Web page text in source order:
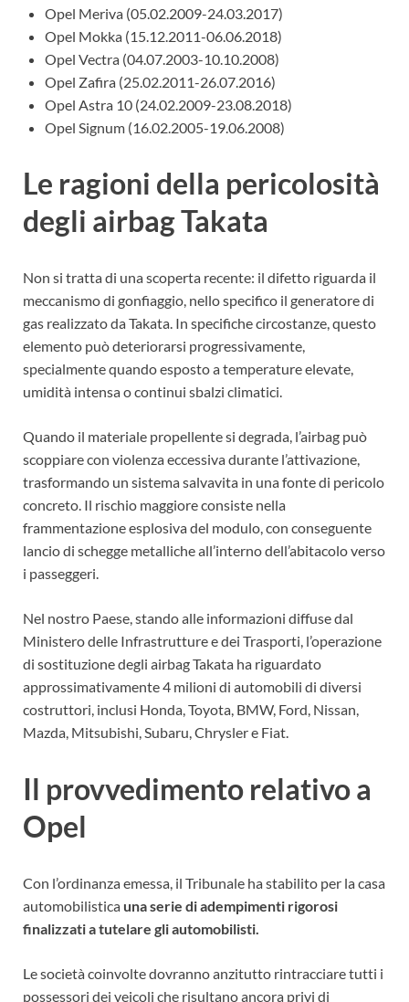
Opel Meriva (05.02.2009-24.03.2017)
Opel Mokka (15.12.2011-06.06.2018)
Opel Vectra (04.07.2003-10.10.2008)
Opel Zafira (25.02.2011-26.07.2016)
Opel Astra 10 (24.02.2009-23.08.2018)
Opel Signum (16.02.2005-19.06.2008)
Le ragioni della pericolosità
degli airbag Takata
Non si tratta di una scoperta recente: il difetto riguarda il
meccanismo di gonfiaggio, nello specifico il generatore di
gas realizzato da Takata. In specifiche circostanze, questo
elemento può deteriorarsi progressivamente,
specialmente quando esposto a temperature elevate,
umidità intensa o continui sbalzi climatici.
Quando il materiale propellente si degrada, l’airbag può
scoppiare con violenza eccessiva durante l’attivazione,
trasformando un sistema salvavita in una fonte di pericolo
concreto. Il rischio maggiore consiste nella
frammentazione esplosiva del modulo, con conseguente
lancio di schegge metalliche all’interno dell’abitacolo verso
i passeggeri.
Nel nostro Paese, stando alle informazioni diffuse dal
Ministero delle Infrastrutture e dei Trasporti, l’operazione
di sostituzione degli airbag Takata ha riguardato
approssimativamente 4 milioni di automobili di diversi
costruttori, inclusi Honda, Toyota, BMW, Ford, Nissan,
Mazda, Mitsubishi, Subaru, Chrysler e Fiat.
Il provvedimento relativo a
Opel
Con l’ordinanza emessa, il Tribunale ha stabilito per la casa
automobilistica una serie di adempimenti rigorosi
finalizzati a tutelare gli automobilisti.
Le società coinvolte dovranno anzitutto rintracciare tutti i
possessori dei veicoli che risultano ancora privi di